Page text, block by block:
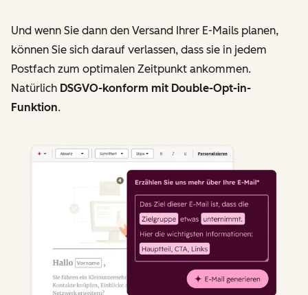
Und wenn Sie dann den Versand Ihrer E-Mails planen,
können Sie sich darauf verlassen, dass sie in jedem
Postfach zum optimalen Zeitpunkt ankommen.
Natürlich DSGVO-konform mit Double-Opt-in-
Funktion.